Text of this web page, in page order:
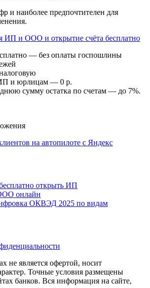
и наиболее предпочтителен для
ИП и ООО и открытие счёта бесплатно
— без оплаты госпошлины
и юрлицам — 0 р.
сумму остатка по счетам — до 7%.
на автопилоте с Яндекс
открыть ИП
онлайн
ОКВЭД 2025 по видам
не является офертой, носит
Точные условия размещены
банков. Вся информация на сайте,